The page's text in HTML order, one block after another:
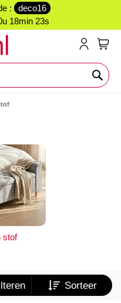
:
deco16
18min 22s
stof
Sorteer